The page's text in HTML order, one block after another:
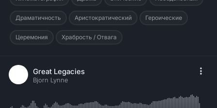
Драматичность Аристократический Героические
Церемония Храбрость / Отвага
Great Legacies
Bjorn Lynne